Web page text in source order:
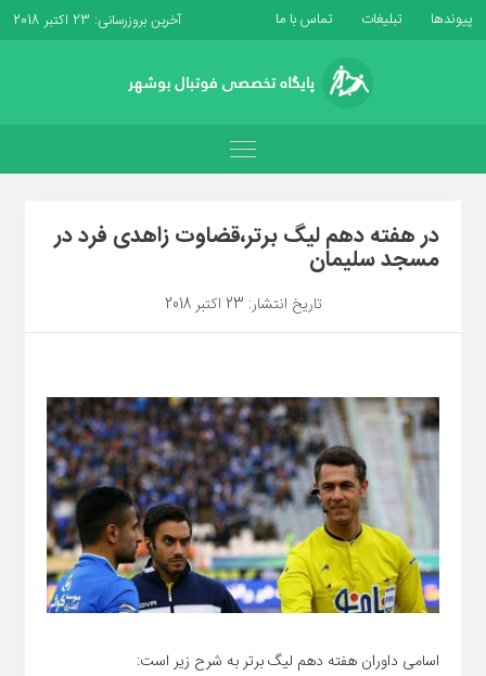
پیوندها تبلیغات تماس با ما آخرین بروزرسانی: 23 اکتبر 2018
در هفته دهم لیگ برتر،قضاوت زاهدی فرد در
مسجد سلیمان
تاریخ انتشار: 23 اکتبر 2018
اسامی داوران هفته دهم لیگ برتر به شرح زیر است: